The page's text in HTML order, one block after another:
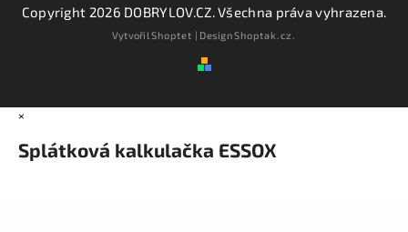
Copyright 2026 DOBRYLOV.CZ. Všechna práva vyhrazena.
VytvořilShoptet | DesignShoptak.cz.
×
Splátková kalkulačka ESSOX